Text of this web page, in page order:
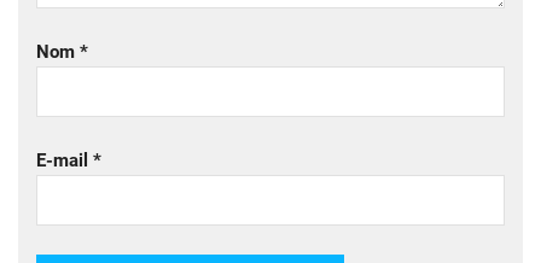
Nom *
E-mail *